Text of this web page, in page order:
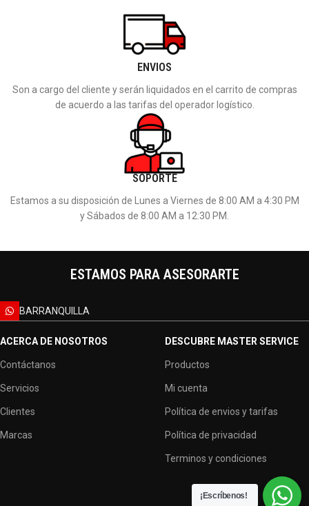
ENVIOS
Son a cargo del cliente y serán liquidados en el carrito de compras
de acuerdo a las tarifas del operador logístico.
SOPORTE
Estamos a su disposición de Lunes a Viernes de 8:00 AM a 4:30 PM
y Sábados de 8:00 AM a 12:30 PM.
ESTAMOS PARA ASESORARTE
BARRANQUILLA
ACERCA DE NOSOTROS
Contáctanos
Servicios
Clientes
Marcas
DESCUBRE MASTER SERVICE
Productos
Mi cuenta
Política de envios y tarifas
Política de privacidad
Terminos y condiciones
¡Escríbenos!